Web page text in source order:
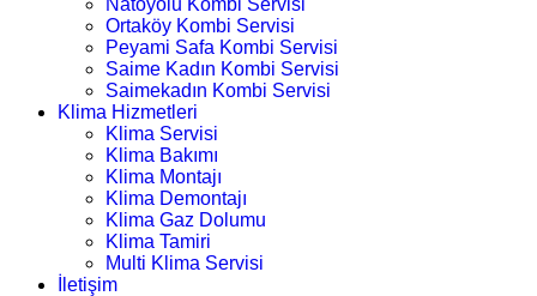
Natoyolu Kombi Servisi
Ortaköy Kombi Servisi
Peyami Safa Kombi Servisi
Saime Kadın Kombi Servisi
Saimekadın Kombi Servisi
Klima Hizmetleri
Klima Servisi
Klima Bakımı
Klima Montajı
Klima Demontajı
Klima Gaz Dolumu
Klima Tamiri
Multi Klima Servisi
İletişim